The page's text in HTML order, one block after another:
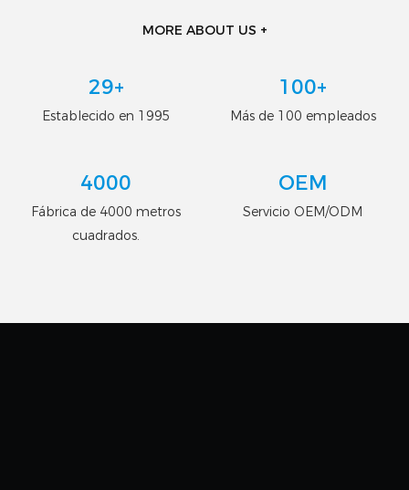
MORE ABOUT US +
29+
Establecido en 1995
100+
Más de 100 empleados
4000
Fábrica de 4000 metros
cuadrados.
OEM
Servicio OEM/ODM